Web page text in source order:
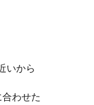
いから
わせた